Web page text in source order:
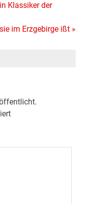
Klassiker der
im Erzgebirge ißt »